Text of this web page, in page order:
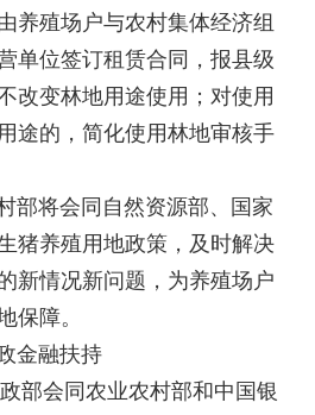
养殖场户与农村集体经济组
单位签订租赁合同，报县级
改变林地用途使用；对使用
途的，简化使用林地审核手
部将会同自然资源部、国家
猪养殖用地政策，及时解决
新情况新问题，为养殖场户
保障。
金融扶持
部会同农业农村部和中国银